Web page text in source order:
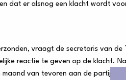
dat er alsnog een klacht wordt
vraagt de secretaris van de
reactie te geven op de klacht.
van tevoren aan de partijen